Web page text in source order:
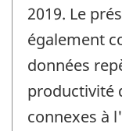
2019. Le
également
données
productivité
connexes à